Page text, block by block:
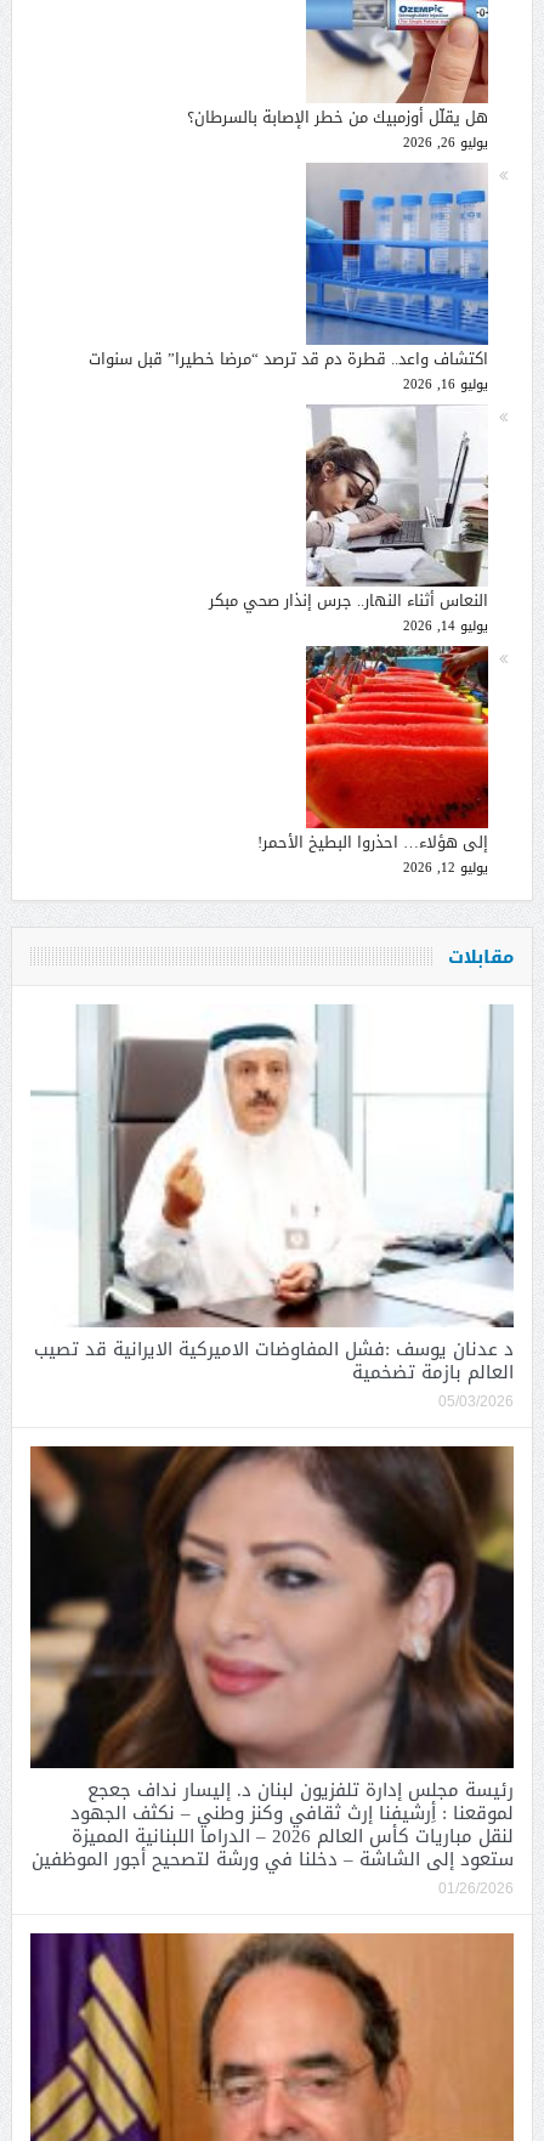
هل يقلّل أوزمبيك من خطر الإصابة بالسرطان؟
يوليو 26, 2026
اكتشاف واعد.. قطرة دم قد ترصد “مرضا خطيرا” قبل سنوات
يوليو 16, 2026
النعاس أثناء النهار.. جرس إنذار صحي مبكر
يوليو 14, 2026
إلى هؤلاء… احذروا البطيخ الأحمر!
يوليو 12, 2026
مقابلات
د عدنان يوسف :فشل المفاوضات الاميركية الايرانية قد تصيب
العالم بازمة تضخمية
05/03/2026
رئيسة مجلس إدارة تلفزيون لبنان د. إليسار نداف جعجع
لموقعنا : أِرشيفنا إرث ثقافي وكنز وطني – نكثف الجهود
لنقل مباريات كأس العالم 2026 – الدراما اللبنانية المميزة
ستعود إلى الشاشة – دخلنا في ورشة لتصحيح أجور الموظفين
01/26/2026